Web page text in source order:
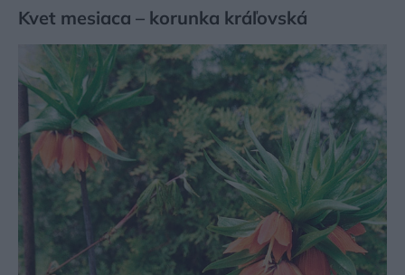
Kvet mesiaca – korunka kráľovská